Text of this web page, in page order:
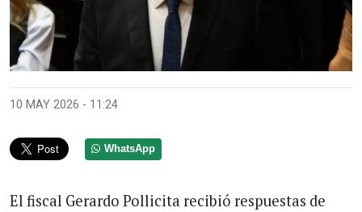
10 MAY 2026 - 11:24
WhatsApp
El fiscal Gerardo Pollicita recibió respuestas de